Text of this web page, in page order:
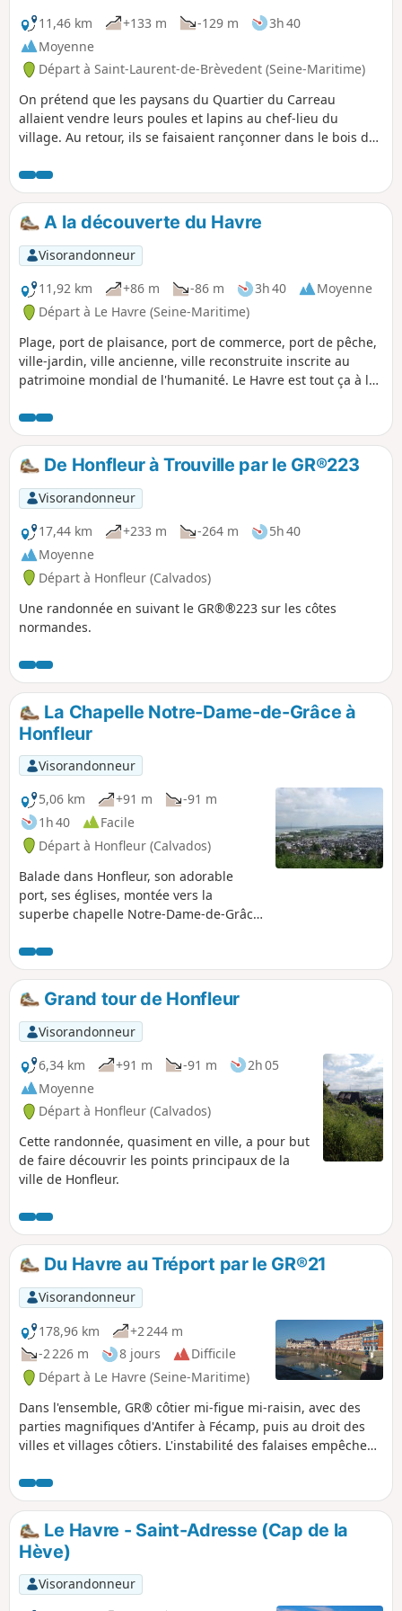
11,46 km
+133 m -129 m
3h 40
Moyenne
Départ à Saint-Laurent-de-Brèvedent (Seine-Maritime)
On prétend que les paysans du Quartier du Carreau
allaient vendre leurs poules et lapins au chef-lieu du
village. Au retour, ils se faisaient rançonner dans le bois de
A la découverte du Havre
Visorandonneur
11,92 km
+86 m -86 m 3h 40
Moyenne
Départ à Le Havre (Seine-Maritime)
Plage, port de plaisance, port de commerce, port de pêche,
ville-jardin, ville ancienne, ville reconstruite inscrite au
patrimoine mondial de l'humanité. Le Havre est tout ça à la
ville mal connue.
De Honfleur à Trouville par le GR®223
Visorandonneur
17,44 km
+233 m -264 m
5h 40
Moyenne
Départ à Honfleur (Calvados)
Une randonnée en suivant le GR®®223 sur les côtes
normandes.
La Chapelle Notre-Dame-de-Grâce à
Honfleur
Visorandonneur
5,06 km
+91 m
-91 m
1h 40
Facile
Départ à Honfleur (Calvados)
Balade dans Honfleur, son adorable
port, ses églises, montée vers la
superbe chapelle Notre-Dame-de-Grâce,
Havre, l'embouchure de la Seine et le
Pont de Normandie.
Grand tour de Honfleur
Visorandonneur
6,34 km
+91 m -91 m
2h 05
Moyenne
Départ à Honfleur (Calvados)
Cette randonnée, quasiment en ville, a pour but
de faire découvrir les points principaux de la
ville de Honfleur.
Du Havre au Tréport par le GR®21
Visorandonneur
178,96 km
+2 244 m
-2 226 m
8 jours
Difficile
Départ à Le Havre (Seine-Maritime)
Dans l'ensemble, GR® côtier mi-figue mi-raisin, avec des
parties magnifiques d'Antifer à Fécamp, puis au droit des
villes et villages côtiers. L'instabilité des falaises empêche
obligeant à des détours importants dans la campagne
normande rurale, faisant perdre du charme à ce GR®. J'ai
d'ailleurs préféré longé la côte au plus près du Havre à la
pointe de la Courtine, dérogeant ainsi au tracé natif du
GR®21, qui passe dans les terres. J'ai fait le GR®21 en 2
fois : en 1 soir et 2 jours du Havre à Fécamp en juin 2023 et
de Fécamp au Tréport en 6 jours en juin 2022.
Le Havre - Saint-Adresse (Cap de la
Hève)
Visorandonneur